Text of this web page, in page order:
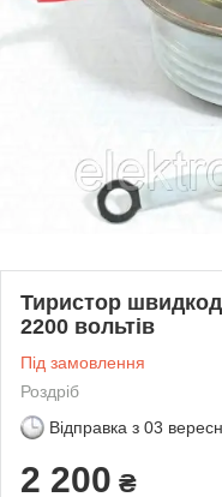
Тиристор
2200 вольтів
Під замовлення
Роздріб
Відправка з 03
2 200 ₴